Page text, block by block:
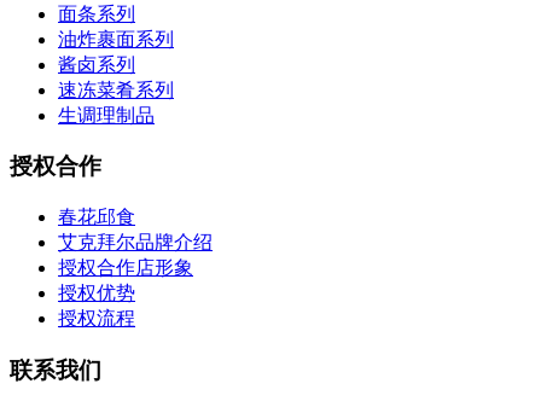
面条系列
油炸裹面系列
酱卤系列
速冻菜肴系列
生调理制品
授权合作
春花邱食
艾克拜尔品牌介绍
授权合作店形象
授权优势
授权流程
联系我们